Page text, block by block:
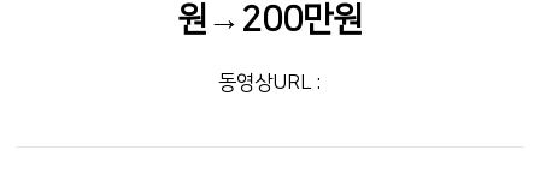
원→200만원
동영상URL :